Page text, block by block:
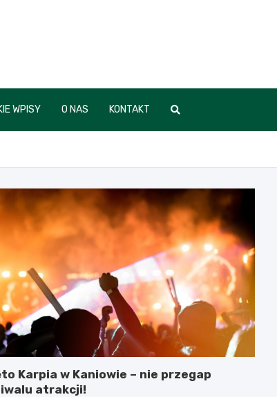
WPISY O NAS KONTAKT
Karpia w Kaniowie – nie przegap
atrakcji!